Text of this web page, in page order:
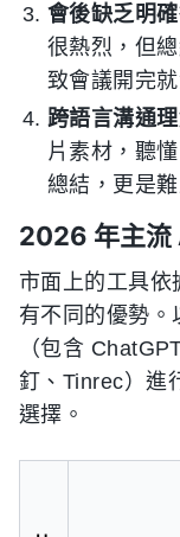
會後缺乏明
很熱烈，但
致會議開完
跨語言溝通
片素材，聽
總結，更是難
2026 年主流
市面上的工具依
有不同的優勢
（包含
釘、Tinrec）進
選擇。